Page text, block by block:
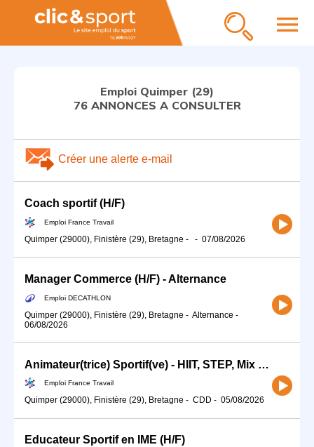
menu
Emploi Quimper (29)
76 ANNONCES A CONSULTER
Créer une alerte e-mail
Coach sportif (H/F)
Emploi France Travail
Quimper (29000), Finistère (29), Bretagne - - 07/08/2026
Manager Commerce (H/F) - Alternance
Emploi DECATHLON
Quimper (29000), Finistère (29), Bretagne - Alternance -
06/08/2026
Animateur(trice) Sportif(ve) - HIIT, STEP, Mix Dance SPT Zum (H/F)
Emploi France Travail
Quimper (29000), Finistère (29), Bretagne - CDD - 05/08/2026
Educateur Sportif en IME (H/F)